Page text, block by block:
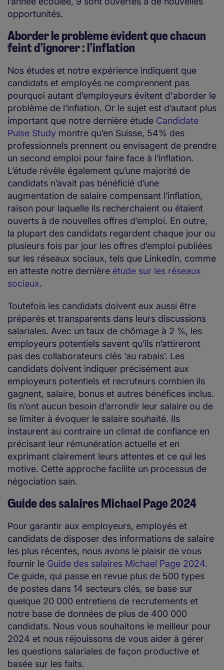
opportunités.
Aborder le problème évident que chacun
feint d’ignorer : l’inflation
Nos études et notre expérience indiquent que
candidats et employés ne comprennent pas
pourquoi autant d’employeurs évitent d'aborder le
problème de l’inflation. Or le sujet est d’autant plus
important que notre dernière étude Candidate
Pulse Study montre qu’en Suisse, 54% des
professionnels prennent ou envisagent de prendre
un second emploi pour faire face à l’inflation.
L’étude révèle également qu’une majorité de
candidats n’avait pas bénéficié d’une
augmentation de salaire compensant l’inflation,
raison pour laquelle ils recherchaient ou étaient
ouverts à de nouvelles offres d’emploi. En outre,
la plupart des candidats regardent chaque jour ou
plusieurs fois par jour les offres d’emploi publiées
sur les réseaux sociaux, tels que LinkedIn, comme
en atteste notre dernière étude sur les réseaux
sociaux.
Toutefois les candidats doivent eux aussi être
préparés et transparents dans leurs discussions
salariales. Avec un taux de chômage à 2 %, les
employeurs potentiels savent qu’ils n’attireront
pas des collaborateurs clés ‘au rabais’. Les
candidats doivent indiquer précisément aux
employeurs potentiels et recruteurs combien ils
gagnent, salaire, bonus et autres bénéfices inclus.
Ils n’ont aucun besoin d’arrondir leur salaire ou de
se limiter à évoquer le salaire souhaité. Ils
instaurent au contraire un climat de confiance en
précisant leur rémunération actuelle et en
exprimant clairement leurs attentes et ce qui les
motive. Cette approche facilite un processus de
négociation sain.
Guide des salaires Michael Page 2024
Pour garantir aux employeurs, employés et
candidats de disposer des informations de salaire
les plus récentes, nous avons le plaisir de vous
fournir le Guide des salaires Michael Page 2024.
Ce guide, qui passe en revue plus de 500 types
de postes dans 14 secteurs clés, se base sur
quelque 20 000 entretiens de recrutements et
notre base de données de plus de 400 000
candidats. Nous vous souhaitons le meilleur pour
2024 et nous réjouissons de vous aider à gérer
les questions salariales de façon productive et
basée sur les faits.